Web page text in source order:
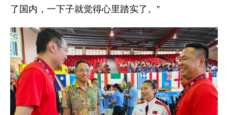
了国内，一下子就觉得心里踏实了。”